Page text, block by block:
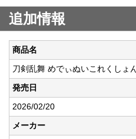
追加情報
商品名
刀剣乱舞 めでぃぬいこれくしょ
発売日
2026/02/20
メーカー